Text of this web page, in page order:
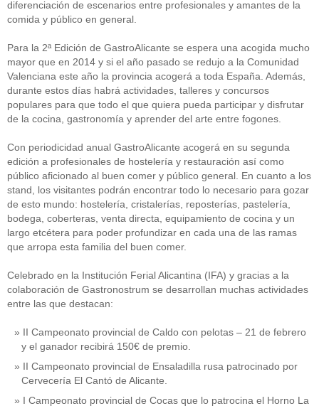
diferenciación de escenarios entre profesionales y amantes de la
comida y público en general.
Para la 2ª Edición de GastroAlicante se espera una acogida mucho
mayor que en 2014 y si el año pasado se redujo a la Comunidad
Valenciana este año la provincia acogerá a toda España. Además,
durante estos días habrá actividades, talleres y concursos
populares para que todo el que quiera pueda participar y disfrutar
de la cocina, gastronomía y aprender del arte entre fogones.
Con periodicidad anual GastroAlicante acogerá en su segunda
edición a profesionales de hostelería y restauración así como
público aficionado al buen comer y público general. En cuanto a los
stand, los visitantes podrán encontrar todo lo necesario para gozar
de esto mundo: hostelería, cristalerías, reposterías, pastelería,
bodega, coberteras, venta directa, equipamiento de cocina y un
largo etcétera para poder profundizar en cada una de las ramas
que arropa esta familia del buen comer.
Celebrado en la Institución Ferial Alicantina (IFA) y gracias a la
colaboración de Gastronostrum se desarrollan muchas actividades
entre las que destacan:
II Campeonato provincial de Caldo con pelotas – 21 de febrero
y el ganador recibirá 150€ de premio.
II Campeonato provincial de Ensaladilla rusa patrocinado por
Cervecería El Cantó de Alicante.
I Campeonato provincial de Cocas que lo patrocina el Horno La